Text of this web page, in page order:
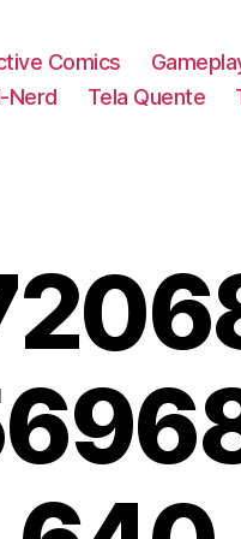
Comics
Nerd Tela Quente